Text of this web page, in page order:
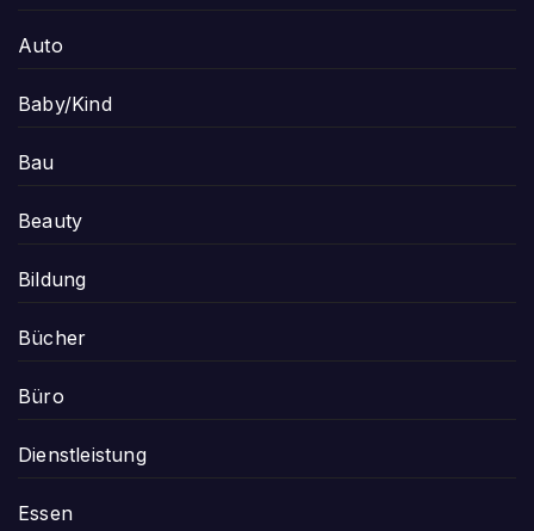
Auto
Baby/Kind
Bau
Beauty
Bildung
Bücher
Büro
Dienstleistung
Essen